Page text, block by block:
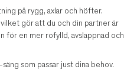
på rygg, axlar och höfter.
gör att du och din partner är
för en mer rofylld, avslappnad och
som passar just dina behov.